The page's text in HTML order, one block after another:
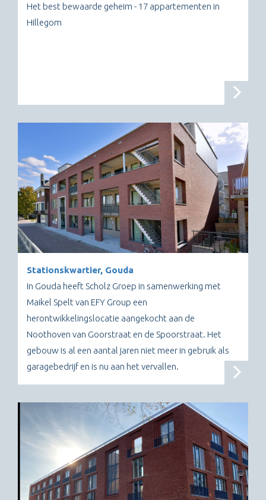
Het best bewaarde geheim - 17 appartementen in
Hillegom
Stationskwartier, Gouda
In Gouda heeft Scholz Groep in samenwerking met
Maikel Spelt van EFY Group een
herontwikkelingslocatie aangekocht aan de
Noothoven van Goorstraat en de Spoorstraat. Het
gebouw is al een aantal jaren niet meer in gebruik als
garagebedrijf en is nu aan het vervallen.